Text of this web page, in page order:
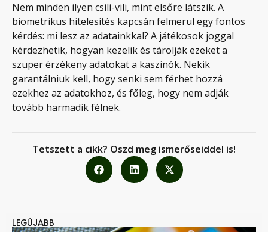
Nem minden ilyen csili-vili, mint elsőre látszik. A
biometrikus hitelesítés kapcsán felmerül egy fontos
kérdés: mi lesz az adatainkkal? A játékosok joggal
kérdezhetik, hogyan kezelik és tárolják ezeket a
szuper érzékeny adatokat a kaszinók. Nekik
garantálniuk kell, hogy senki sem férhet hozzá
ezekhez az adatokhoz, és főleg, hogy nem adják
tovább harmadik félnek.
Tetszett a cikk? Oszd meg ismerőseiddel is!
LEGÚJABB